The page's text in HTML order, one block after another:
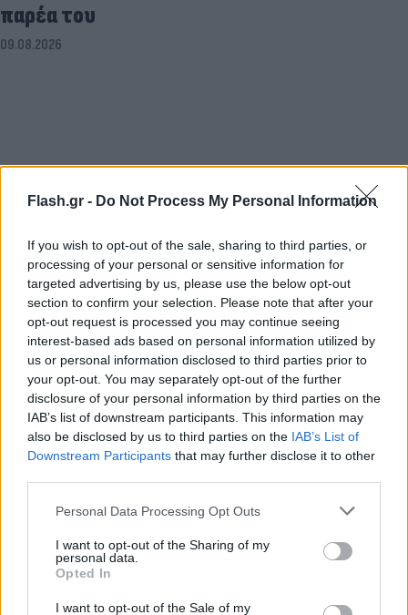
Flash.gr - Do Not Process My Personal Information
If you wish to opt-out of the sale, sharing to third parties, or
processing of your personal or sensitive information for
targeted advertising by us, please use the below opt-out
section to confirm your selection. Please note that after your
opt-out request is processed you may continue seeing
interest-based ads based on personal information utilized by
us or personal information disclosed to third parties prior to
your opt-out. You may separately opt-out of the further
disclosure of your personal information by third parties on the
IAB’s list of downstream participants. This information may
also be disclosed by us to third parties on the IAB’s List of
Downstream Participants that may further disclose it to other
Please note that this website/app uses one or more Google
not limited to your visit or usage behaviour. You may click to
grant or deny consent to Google and its third-party tags to
use your data for below specified purposes in below Google
consent section.
Personal Data Processing Opt Outs
I want to opt-out of the Sharing of my
personal data.
Opted In
I want to opt-out of the Sale of my
παρέα του
09.08.2026
Τουρνάς: «Πάνω από 400 φωτιές σε 10 ημέρες» -
Red Code τη Δευτέρα, άνεμοι έως 9 μποφόρ